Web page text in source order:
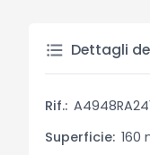
Descrizione
spaziosa sala
camere da
Dettagli
Rif.:
Superficie: 160